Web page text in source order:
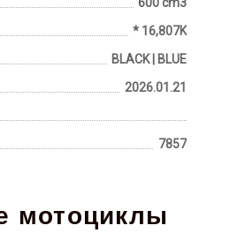
* 16,807K
BLACK | BLUE
2026.01.21
7857
мотоциклы